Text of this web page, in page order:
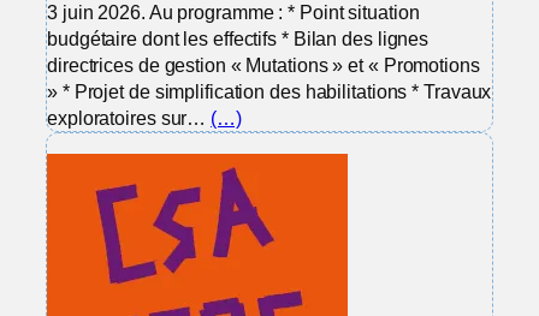
3 juin 2026. Au programme : * Point situation
budgétaire dont les effectifs * Bilan des lignes
directrices de gestion « Mutations » et « Promotions
» * Projet de simplification des habilitations * Travaux
exploratoires sur… (…)